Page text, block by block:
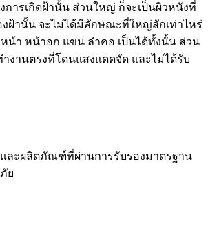
การเกิดฝ้านั้น ส่วนใหญ่ ก็จะเป็นผิวหนังที่
งฝ้านั้น จะไม่ได้มีลักษณะที่ใหญ่สักเท่าไหร่
หน้า หน้าอก แขน ลำคอ เป็นได้ทั้งนั้น ส่วน
งานตรงที่โดนแสงแดดจัด และไม่ได้รับ
ละผลิตภัณฑ์ที่ผ่านการรับรองมาตรฐาน
ย